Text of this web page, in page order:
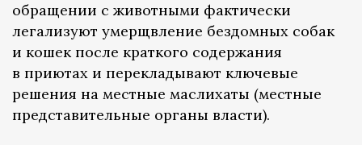
обращении с животными фактически
легализуют умерщвление бездомных собак
и кошек после краткого содержания
в приютах и перекладывают ключевые
решения на местные маслихаты (местные
представительные органы власти).